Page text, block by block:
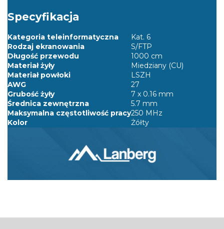
Specyfikacja
Kategoria teleinformatyczna
Kat. 6
Rodzaj ekranowania
S/FTP
Długość przewodu
1000 cm
Materiał żyły
Miedziany (CU)
Materiał powłoki
LSZH
AWG
27
Grubość żyły
7 x 0.16 mm
Średnica zewnętrzna
5.7 mm
Maksymalna częstotliwość pracy250 MHz
Kolor
Żółty